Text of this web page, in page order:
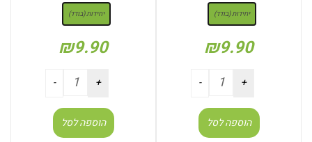
יחידות (בודד)
₪9.90
הוספה לסל
יחידות (בודד)
₪9.90
הוספה לסל